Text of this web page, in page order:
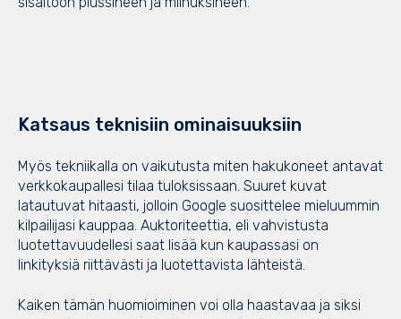
Katsaus teknisiin ominaisuuksiin
Myös tekniikalla on vaikutusta miten hakukoneet antavat
verkkokaupallesi tilaa tuloksissaan. Suuret kuvat
latautuvat hitaasti, jolloin Google suosittelee mieluummin
kilpailijasi kauppaa. Auktoriteettia, eli vahvistusta
luotettavuudellesi saat lisää kun kaupassasi on
linkityksiä riittävästi ja luotettavista lähteistä.
Kaiken tämän huomioiminen voi olla haastavaa ja siksi